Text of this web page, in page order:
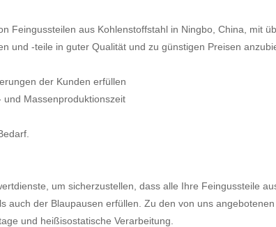
Feingussteilen aus Kohlenstoffstahl in Ningbo, China, mit
und -teile in guter Qualität und zu günstigen Preisen
der Kunden erfüllen
Massenproduktionszeit
um sicherzustellen, dass alle Ihre Feingussteile
auch der Blaupausen erfüllen. Zu den von uns
und heißisostatische Verarbeitung.